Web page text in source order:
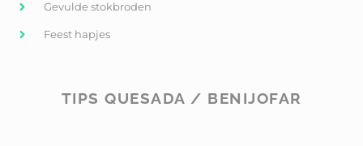
Gevulde stokbroden
Feest hapjes
TIPS QUESADA / BENIJOFAR